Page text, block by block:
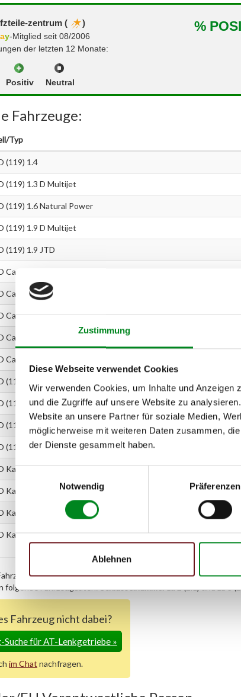
Zustimmung
Diese Webseite verwendet Cookies
Wir verwenden Cookies, um Inhalte und
und die Zugriffe auf unsere Website zu
Website an unsere Partner für soziale Medien,
möglicherweise mit weiteren Daten zusammen,
der Dienste gesammelt haben.
Einwilligungsauswahl
Notwendig
Präferenzen
Ablehnen
zentrum ( )
ay-Mitglied seit 08/2006
der letzten 12 Monate:
Positiv Neutral
%
Fahrzeuge:
Typ
(119) 1.4
(119) 1.3 D Multijet
(119) 1.6 Natural Power
(119) 1.9 D Multijet
(119) 1.9 JTD
Cargo (223) 1.4
Cargo (223) 1.3 D Multijet
Cargo (223) 1.3 JTD 16V
Cargo (223) 1.6 Natural Power
Cargo (223) 1.9 JTD
(119) 1.2 (223AXA1A)
(119) 1.6 16V (223AXD1A)
(119) 1.9 D (223AXB1A)
(119) 1.9 JTD (223AXE1A)
Kastenwagen (223) 1.2 (223ZXA1A)
Kastenwagen (223) 1.6 16V (223ZXD1A)
Kastenwagen (223) 1.9 D (223ZXB1A)
Kastenwagen (223) 1.9 JTD (223ZXE1A)
Identifizierung können Sie auch unseren Support
folgende Fahrzeugdaten:Schlüsselnummerzu 2 (2.1) und zu 3
Fahrzeug nicht dabei?
Suche für AT-Lenkgetriebe»
im Chat nachfragen.